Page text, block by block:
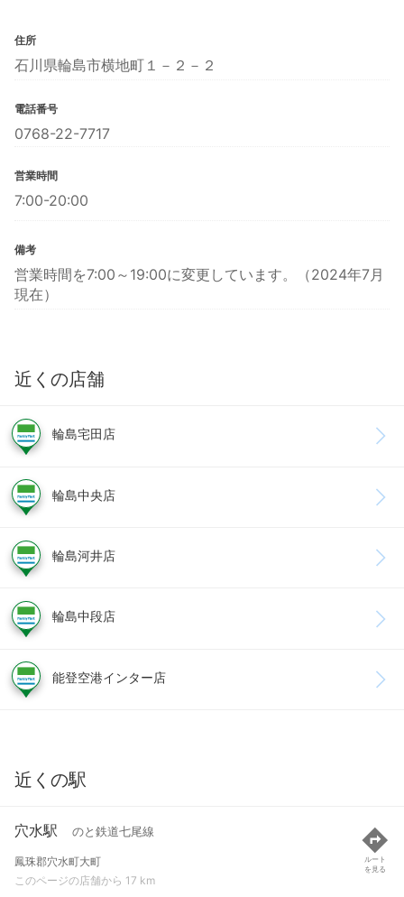
住所
石川県輪島市横地町１－２－２
電話番号
0768-22-7717
営業時間
7:00-20:00
備考
営業時間を7:00～19:00に変更しています。（2024年7月
現在）
近くの店舗
輪島宅田店
輪島中央店
輪島河井店
輪島中段店
能登空港インター店
近くの駅
穴水駅 のと鉄道七尾線
鳳珠郡穴水町大町
このページの店舗から 17 km
ルート
を見る